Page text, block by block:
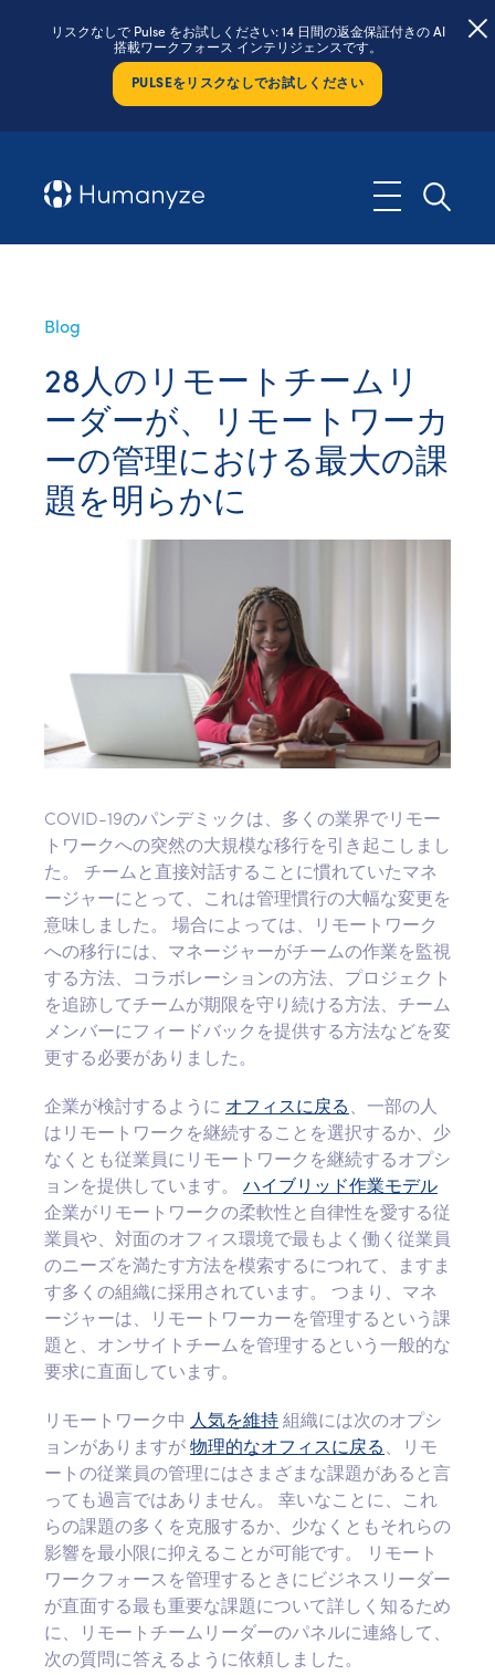
リスクなしで Pulse をお試しください: 14 日間の返金保証付きの AI
搭載ワークフォース インテリジェンスです。
PULSEをリスクなしでお試しください
Blog
28人のリモートチームリ
ーダーが、リモートワーカ
ーの管理における最大の課
題を明らかに
COVID-19のパンデミックは、多くの業界でリモー
トワークへの突然の大規模な移行を引き起こしまし
た。 チームと直接対話することに慣れていたマネ
ージャーにとって、これは管理慣行の大幅な変更を
意味しました。 場合によっては、リモートワーク
への移行には、マネージャーがチームの作業を監視
する方法、コラボレーションの方法、プロジェクト
を追跡してチームが期限を守り続ける方法、チーム
メンバーにフィードバックを提供する方法などを変
更する必要がありました。
企業が検討するように オフィスに戻る 、一部の人
はリモートワークを継続することを選択するか、少
なくとも従業員にリモートワークを継続するオプシ
ョンを提供しています。 ハイブリッド作業モデル
企業がリモートワークの柔軟性と自律性を愛する従
業員や、対面のオフィス環境で最もよく働く従業員
のニーズを満たす方法を模索するにつれて、ますま
す多くの組織に採用されています。 つまり、マネ
ージャーは、リモートワーカーを管理するという課
題と、オンサイトチームを管理するという一般的な
要求に直面しています。
リモートワーク中 人気を維持 組織には次のオプシ
ョンがありますが 物理的なオフィスに戻る 、リモ
ートの従業員の管理にはさまざまな課題があると言
っても過言ではありません。 幸いなことに、これ
らの課題の多くを克服するか、少なくともそれらの
影響を最小限に抑えることが可能です。 リモート
ワークフォースを管理するときにビジネスリーダー
が直面する最も重要な課題について詳しく知るため
に、リモートチームリーダーのパネルに連絡して、
次の質問に答えるように依頼しました。